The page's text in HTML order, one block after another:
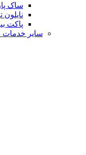
ساک
نایلون
پاکت
سایر